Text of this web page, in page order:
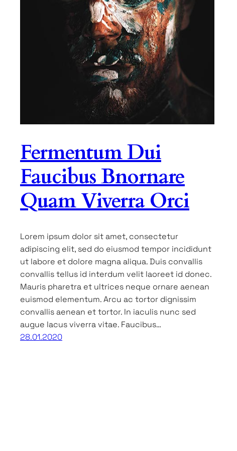
Fermentum Dui
Faucibus Bnornare
Quam Viverra Orci
Lorem ipsum dolor sit amet, consectetur
adipiscing elit, sed do eiusmod tempor incididunt
ut labore et dolore magna aliqua. Duis convallis
convallis tellus id interdum velit laoreet id donec.
Mauris pharetra et ultrices neque ornare aenean
euismod elementum. Arcu ac tortor dignissim
convallis aenean et tortor. In iaculis nunc sed
augue lacus viverra vitae. Faucibus…
28.01.2020